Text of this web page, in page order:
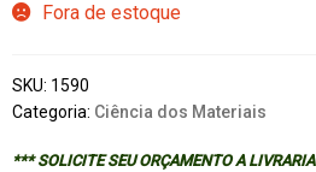
Fora de estoque
SKU: 1590
Categoria: Ciência dos Materiais
*** SOLICITE SEU ORÇAMENTO A LIVRARIA